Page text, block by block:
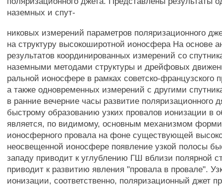
наземных и спут-
никовых измерений параметров поляризационного
на структуру высокоширотной ионосфера На основе
результатов координированных измерений со
наземными методами структуры и дрейфовых
ральной ионосфере в рамках советско-французского
а также одновременных измерений с другими
в ранние вечерние часы развитие поляризационного
быстрому образованию узких провалов ионизации в
является, по видимому, основным механизмом
ионосферного провала на фоне существующей
неосвещенной ионосфере появление узкой полосы
западу приводит к углублению ГШ вблизи полярной
приводит к развитию явления "провала в провале".
ионизации, соответственно, поляризационный джет